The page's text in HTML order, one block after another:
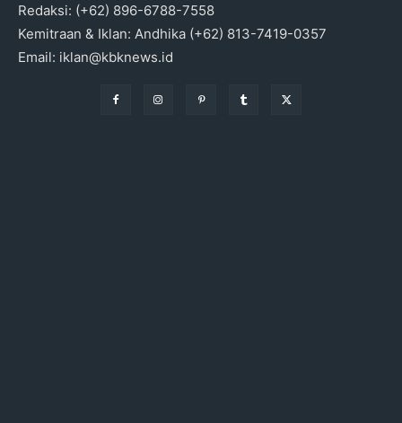
Redaksi: (+62) 896-6788-7558
Kemitraan & Iklan: Andhika (+62) 813-7419-0357
Email: iklan@kbknews.id